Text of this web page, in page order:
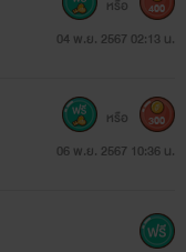
04 พ.ย. 2567 02:13 น.
หรือ 400
06 พ.ย. 2567 10:36 น.
หรือ 300